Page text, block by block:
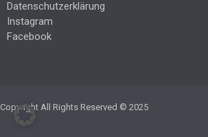
Datenschutzerklärung
Instagram
Facebook
Copyright All Rights Reserved © 2025